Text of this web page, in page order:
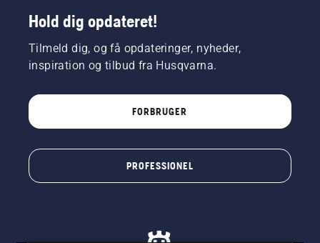
Hold dig opdateret!
Tilmeld dig, og få opdateringer, nyheder,
inspiration og tilbud fra Husqvarna.
FORBRUGER
PROFESSIONEL